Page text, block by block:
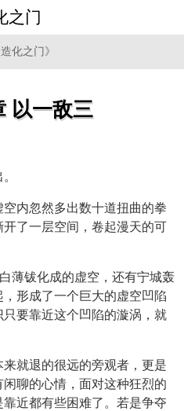
之门
造化之门》
以一敌三
内忽然多出数十道扭曲的拳
了一层空间，卷起漫天的可
薄钹化成的虚空，还有宁城轰
形成了一个巨大的虚空凹陷
要靠近这个凹陷的漩涡，就
就退的很远的旁观者，更是
聊的心情，面对这种狂烈的
近都有些困难了。若是争夺